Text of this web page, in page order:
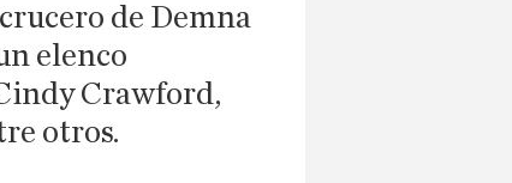
de Demna
elenco
Crawford,
otros.